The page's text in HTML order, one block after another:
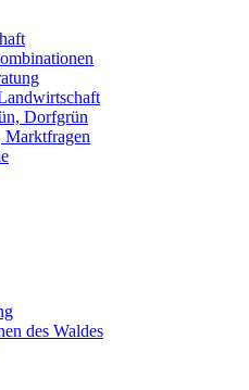
Dorfgrün
Marktfragen
des Waldes